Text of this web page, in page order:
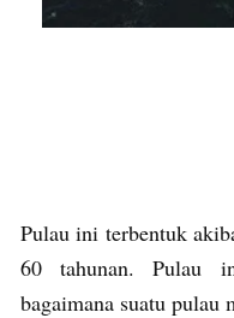
Pulau ini terbentuk
60 tahunan. Pulau
bagaimana suatu pulau